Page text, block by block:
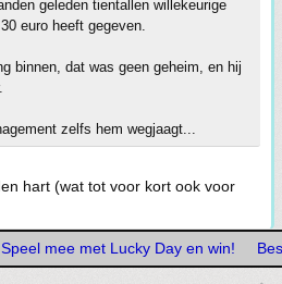
geleden tientallen willekeurige
euro heeft gegeven.
binnen, dat was geen geheim, en hij
zelfs hem wegjaagt...
hart (wat tot voor kort ook voor
Speel mee met Lucky Day en win!